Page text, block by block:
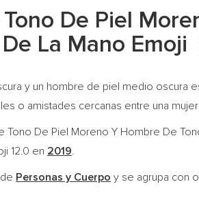
De Piel
La Mano Emoji
y un hombre de piel medio oscura
o amistades cercanas entre una
Tono De Piel Moreno Y Hombre De
12.0 en 2019.
Personas y Cuerpo y se agrupa con